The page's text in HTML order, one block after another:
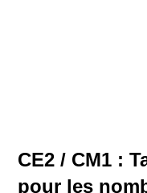
CE2 / CM1 :
pour les